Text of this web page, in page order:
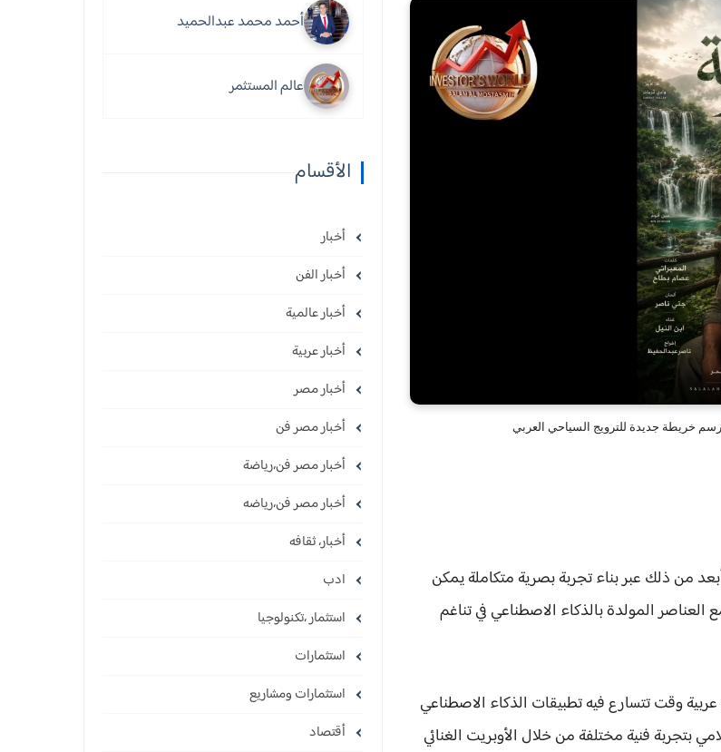
خريطة جديدة للترويج السياحي العربي
من ذلك عبر بناء تجربة بصرية متكاملة يمكن
المولدة بالذكاء الاصطناعي في تناغم
وقت تتسارع فيه تطبيقات الذكاء الاصطناعي
بتجربة فنية مختلفة من خلال الأوبريت الغنائي
أحمد محمد عبدالحميد
عالم المستثمر
الأقسام
أخبار
أخبار الفن
أخبار عالمية
أخبار عربية
أخبار مصر
أخبار مصر فن
أخبار مصر فن،رياضة
أخبار مصر فن،رياضه
أخبار، ثقافه
ادب
استثمار ،تكنولوجيا
استثمارات
استثمارات ومشاريع
أقتصاد